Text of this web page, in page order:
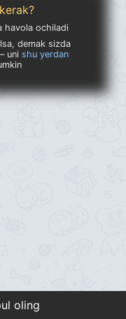
havola ochiladi
demak sizda
uni shu yerdan
oling